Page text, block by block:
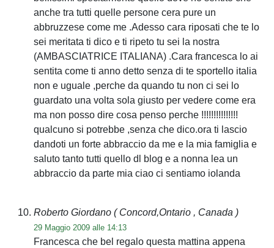
anche tra tutti quelle persone cera pure un
abbruzzese come me .Adesso cara riposati che te lo
sei meritata ti dico e ti ripeto tu sei la nostra
(AMBASCIATRICE ITALIANA) .Cara francesca lo ai
sentita come ti anno detto senza di te sportello italia
non e uguale ,perche da quando tu non ci sei lo
guardato una volta sola giusto per vedere come era
ma non posso dire cosa penso perche !!!!!!!!!!!!!!!
qualcuno si potrebbe ,senza che dico.ora ti lascio
dandoti un forte abbraccio da me e la mia famiglia e
saluto tanto tutti quello dl blog e a nonna lea un
abbraccio da parte mia ciao ci sentiamo iolanda
Roberto Giordano ( Concord,Ontario , Canada )
29 Maggio 2009 alle 14:13
Francesca che bel regalo questa mattina appena